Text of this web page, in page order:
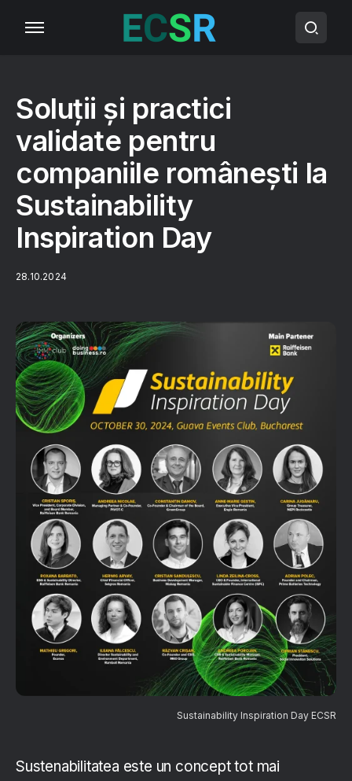
Soluții și practici
validate pentru
companiile românești la
Sustainability
Inspiration Day
28.10.2024
Sustainability Inspiration Day ECSR
Sustenabilitatea este un concept tot mai